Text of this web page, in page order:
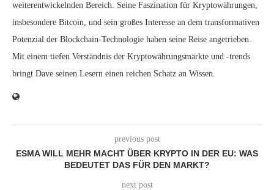
weiterentwickelnden Bereich. Seine Faszination für Kryptowährungen,
insbesondere Bitcoin, und sein großes Interesse an dem transformativen
Potenzial der Blockchain-Technologie haben seine Reise angetrieben.
Mit einem tiefen Verständnis der Kryptowährungsmärkte und -trends
bringt Dave seinen Lesern einen reichen Schatz an Wissen.
previous post
ESMA WILL MEHR MACHT ÜBER KRYPTO IN DER EU: WAS
BEDEUTET DAS FÜR DEN MARKT?
next post